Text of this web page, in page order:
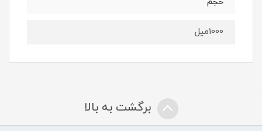
1000میل
برگشت به بالا